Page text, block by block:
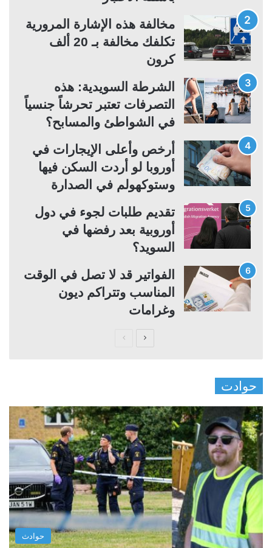
ا
ب
ا
ل
مخالفة هذه الإشارة المرورية
تكلفك مخالفة بـ 20 ألف
كرون
الشرطة السويدية: هذه
التصرفات تعتبر تحرشاً جنسياً
في الشواطئ والمسابح؟
أرخص وأعلى الإيجارات في
أوروبا لو أردت السكن فيها
وستوكهولم في الصدارة
تقديم طلبات لجوء في دول
أوروبية بعد رفضها في
السويد؟
الفواتير قد لا تصل في الوقت
المناسب وتتراكم ديون
وغرامات
ح
ة
ا
ل
س
ا
ب
ق
ة
ح
ة
ا
ل
ت
ا
ل
ة
حوادت
حوادث